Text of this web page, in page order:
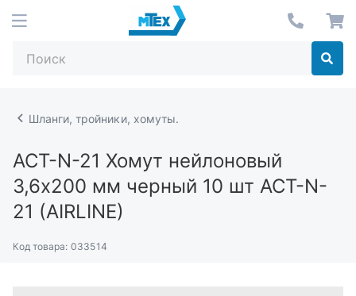
Шланги, тройники, хомуты.
ACT-N-21 Хомут нейлоновый
3,6х200 мм черный 10 шт ACT-N-
21 (AIRLINE)
Код товара: 033514